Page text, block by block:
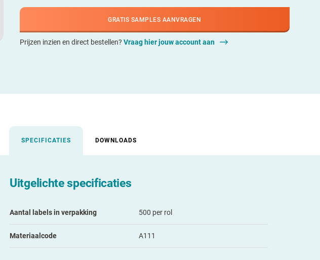
GRATIS SAMPLES AANVRAGEN
Prijzen inzien en direct bestellen? Vraag hier jouw account aan
SPECIFICATIES DOWNLOADS
Uitgelichte specificaties
Aantal labels in verpakking 500 per rol
Materiaalcode A111